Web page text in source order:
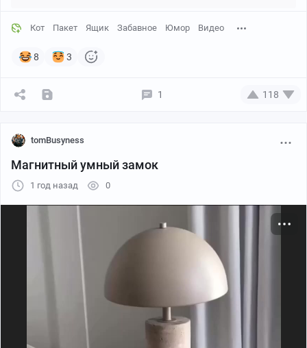
Кот Пакет Ящик Забавное Юмор Видео
8 3
1 118
tomBusyness
Магнитный умный замок
1 год назад 0